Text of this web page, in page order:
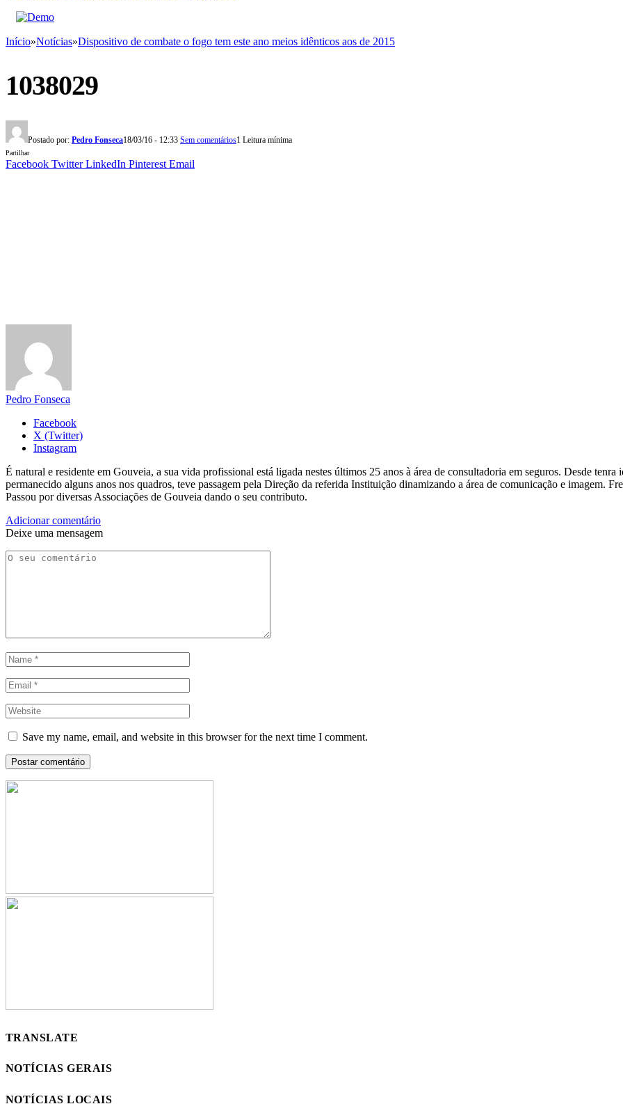
Início»Notícias»Dispositivo de combate o fogo tem este ano meios idênticos aos de 2015
1038029
Postado por: Pedro Fonseca18/03/16 - 12:33 Sem comentários1 Leitura mínima
Partilhar
Facebook Twitter LinkedIn Pinterest Email
Pedro Fonseca
Facebook
X (Twitter)
Instagram
É natural e residente em Gouveia, a sua vida profissional está ligada nestes últimos 25 anos à área de consultadoria em seguros. Desde
permanecido alguns anos nos quadros, teve passagem pela Direção da referida Instituição dinamizando a área de comunicação e imagem.
Passou por diversas Associações de Gouveia dando o seu contributo.
Adicionar comentário
Deixe uma mensagem
Save my name, email, and website in this browser for the next time I comment.
TRANSLATE
NOTÍCIAS GERAIS
NOTÍCIAS LOCAIS